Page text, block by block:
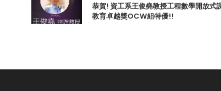
恭賀! 資工系王俊堯教授工程數學開放
教育卓越獎OCW組特優!!